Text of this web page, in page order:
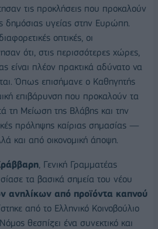
τις προκλήσεις που προκαλούν
δημόσιας υγείας στην Ευρώπη.
οπτικές, οι
ότι, στις περισσότερες χώρες,
είναι πλέον πρακτικά αδύνατο να
Όπως επισήμανε ο Καθηγητής
επιβάρυνση που προκαλούν τα
τη Μείωση της Βλάβης και την
πρόληψης καίριας σημασίας —
και από οικονομική άποψη.
, Γενική Γραμματέας
τα βασικά σημεία του νέου
ανηλίκων από προϊόντα καπνού
από το Ελληνικό Κοινοβούλιο
θεσπίζει ένα συνεκτικό και